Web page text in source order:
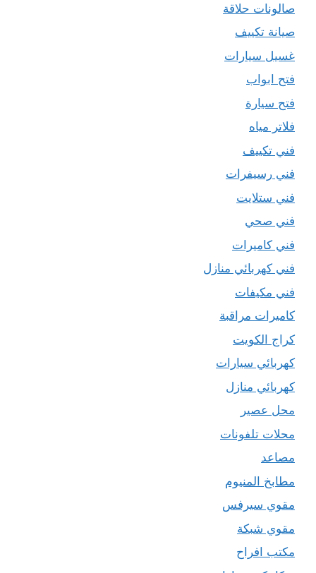
صالونات حلاقة
صيانة تكييف
غسيل سيارات
فتح ابواب
فتح سيارة
فلاتر مياه
فني تكييف
فني رسيفرات
فني ستلايت
فني صحي
فني كاميرات
فني كهربائي منازل
فني مكيفات
كاميرات مراقبة
كراج الكويت
كهربائي سيارات
كهربائي منازل
محل عصير
محلات تلفونات
مصاعد
مطابخ المنيوم
مقوي سيرفس
مقوي شبكة
مكتب افراح